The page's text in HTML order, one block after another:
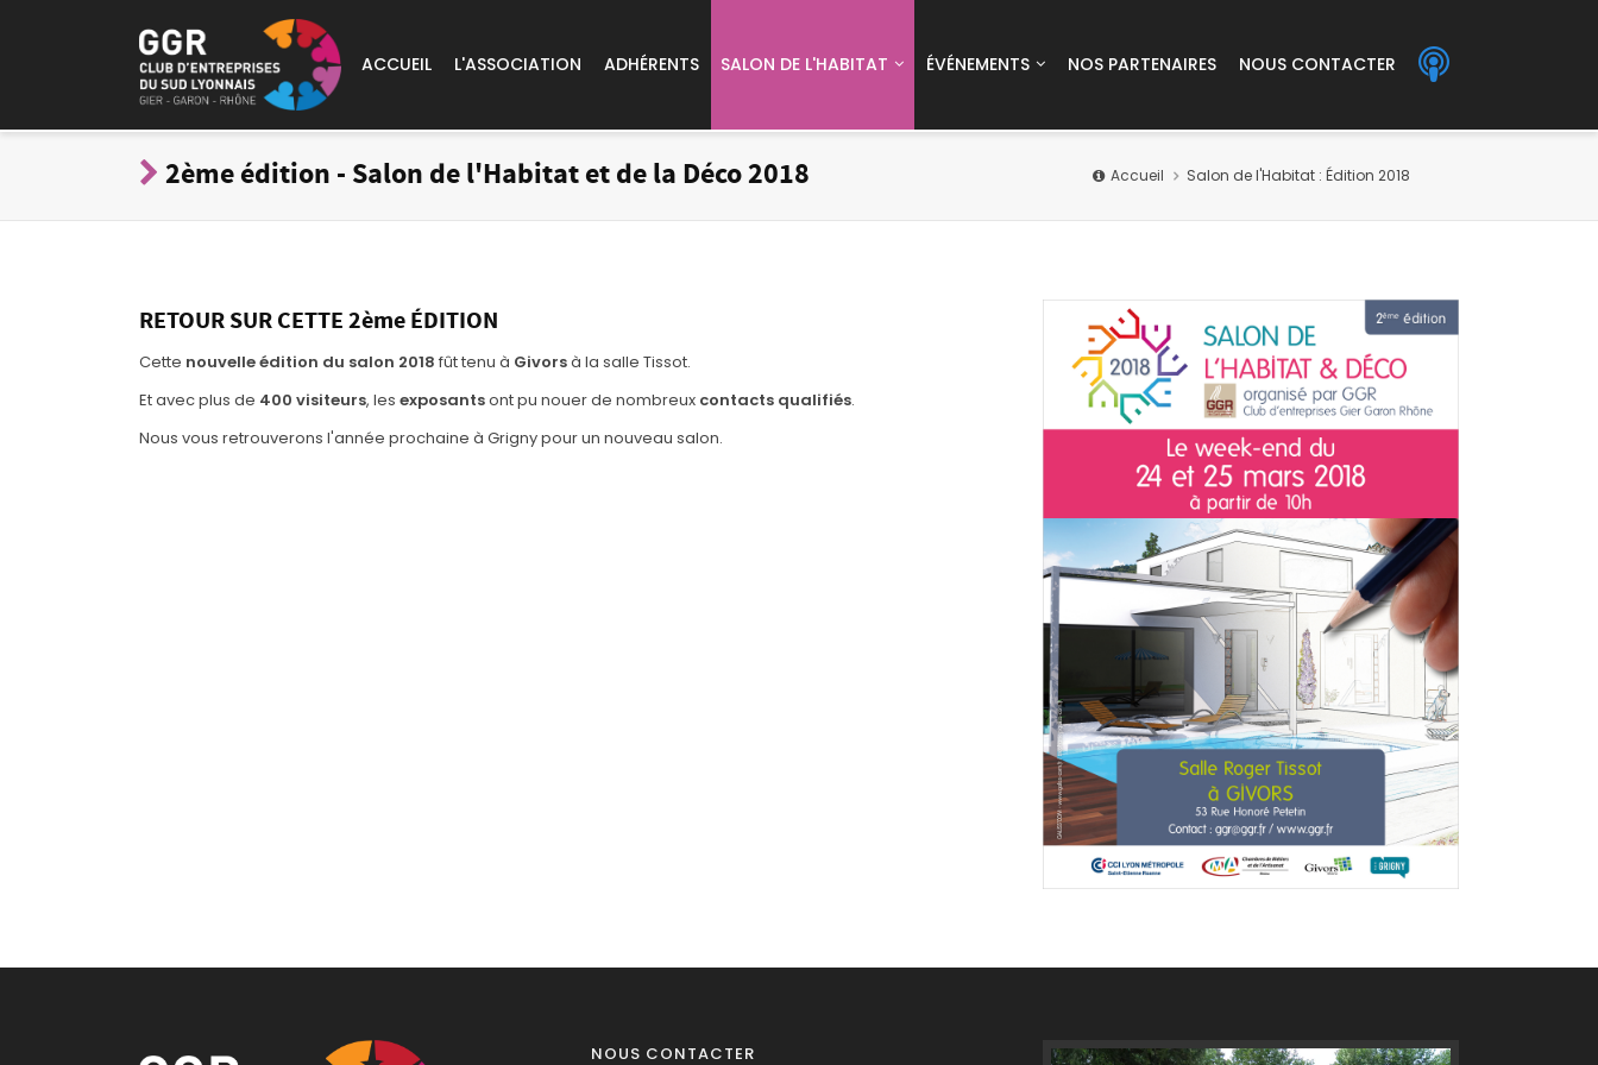
ACCUEIL L'ASSOCIATION ADHÉRENTS SALON DE L'HABITAT ÉVÉNEMENTS NOS PARTENAIRES NOUS CONTACTER
2ème édition - Salon de l'Habitat et de la Déco 2018 Accueil Salon de l'Habitat : Édition 2018
RETOUR SUR CETTE 2ème ÉDITION
Cette nouvelle édition du salon 2018 fût tenu à Givorsà la salle Tissot.
Et avec plus de 400 visiteurs, les exposantsont pu nouer de nombreux contacts qualifiés.
Nous vous retrouverons l'année prochaine à Grigny pour un nouveau salon.
NOUS CONTACTER